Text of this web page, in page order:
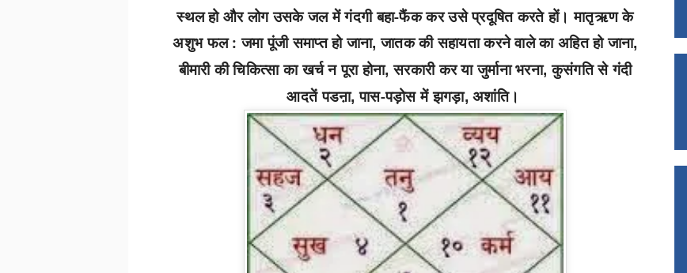
स्थल हो और लोग उसके जल में गंदगी बहा-फैंक कर उसे प्रदूषित करते हों। मातृऋण के
अशुभ फल : जमा पूंजी समाप्त हो जाना,जातक की सहायता करने वाले का अहित हो जाना,
बीमारी की चिकित्सा का खर्च न पूरा होना,सरकारी कर या जुर्माना भरना,कुसंगति से गंदी
आदतें पडऩा,पास-पड़ोस में झगड़ा,अशांति।